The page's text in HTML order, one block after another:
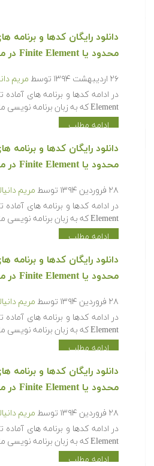
‫‫دانلود رایگان کدها و برنامه
محدود یا Finite Element در متلب‬‬ — فهرست اصلی
۲۶ اردیبهشت ۱۳۹۴ توسط مریم
Element که به زبان برنامه نویسی متلب پیاده…
ادامه مطلب
‫‫دانلود رایگان کدها و برنامه
محدود یا Finite Element در متلب‬‬ — بخش هشتم
۲۸ فروردین ۱۳۹۴ توسط مریم
Element که به زبان برنامه نویسی متلب پیاده…
ادامه مطلب
‫‫دانلود رایگان کدها و برنامه
محدود یا Finite Element در متلب‬‬ — بخش هفتم
۲۸ فروردین ۱۳۹۴ توسط مریم
Element که به زبان برنامه نویسی متلب پیاده…
ادامه مطلب
‫‫دانلود رایگان کدها و برنامه
محدود یا Finite Element در متلب‬‬ — بخش ششم
۲۸ فروردین ۱۳۹۴ توسط مریم
Element که به زبان برنامه نویسی متلب پیاده…
ادامه مطلب